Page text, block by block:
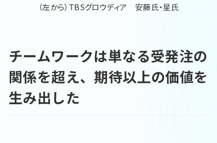
（左から）TBSグロウディア 安藤氏・星氏
チームワークは単なる受発注の
関係を超え、期待以上の価値を
生み出した